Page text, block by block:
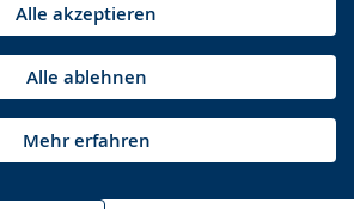
Alle akzeptieren
Alle ablehnen
Mehr erfahren